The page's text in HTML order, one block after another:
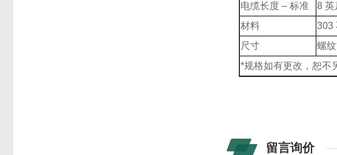
电缆长度 – 标准
8 英
材料
303
尺寸
螺
*规格如有更改，恕不
留言询价